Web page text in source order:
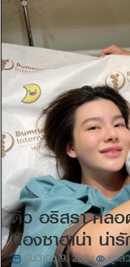
ดิว อริสรา คล
น้องซาฮาน่า น่า
ธันวาคม 9, 2024 ดูแล้